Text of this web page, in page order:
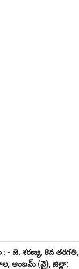
- జె. శరణ్య, 8వ తరగతి,
ఆంబమ్ (వై), జిల్లా: